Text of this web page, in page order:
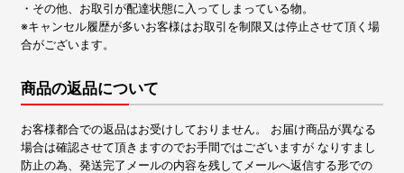
・その他、お取引が配達状態に入ってしまっている物。
※キャンセル履歴が多いお客様はお取引を制限又は停止させて頂く場
合がございます。
商品の返品について
お客様都合での返品はお受けしておりません。 お届け商品が異なる
場合は確認させて頂きますのでお手間ではございますが なりすまし
防止の為、発送完了メールの内容を残してメールへ返信する形での